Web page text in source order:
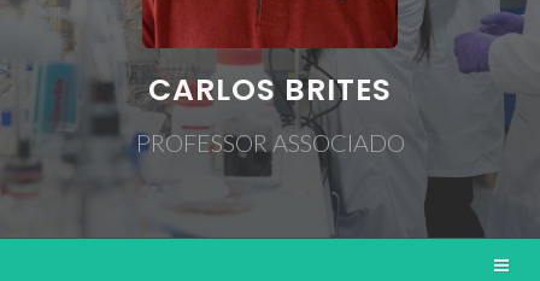
CARLOS BRITES
PROFESSOR ASSOCIADO